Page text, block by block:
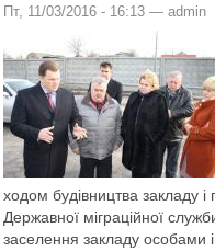
Пт, 11/03/2016 - 16:13 — admin
ходом будівництва закладу
Державної міграційної
заселення закладу особами